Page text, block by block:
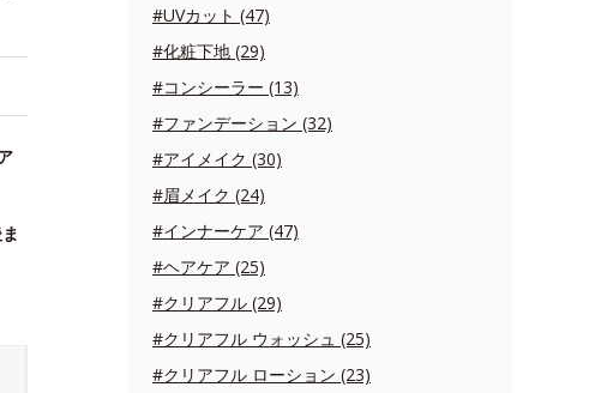
#UVカット (47)
#化粧下地 (29)
#コンシーラー (13)
#ファンデーション (32)
#アイメイク (30)
#眉メイク (24)
#インナーケア (47)
#ヘアケア (25)
#クリアフル (29)
#クリアフル ウォッシュ (25)
#クリアフル ローション (23)